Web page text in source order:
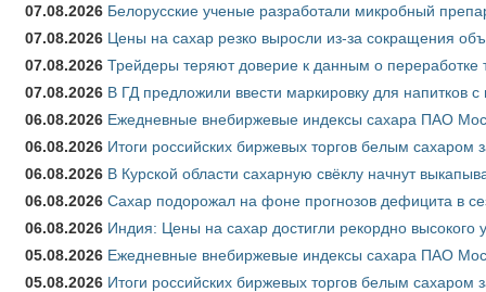
07.08.2026 Белорусские ученые разработали микробный
07.08.2026 Цены на сахар резко выросли из-за сокращения
07.08.2026 Трейдеры теряют доверие к данным о переработке
07.08.2026 В ГД предложили ввести маркировку для напитков
06.08.2026 Ежедневные внебиржевые индексы сахара ПАО
06.08.2026 Итоги российских биржевых торгов белым сахаром
06.08.2026 В Курской области сахарную свёклу начнут
06.08.2026 Сахар подорожал на фоне прогнозов дефицита в
06.08.2026 Индия: Цены на сахар достигли рекордно высокого
05.08.2026 Ежедневные внебиржевые индексы сахара ПАО
05.08.2026 Итоги российских биржевых торгов белым сахаром